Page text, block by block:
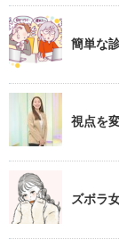
簡単な
視点を
ズボラ